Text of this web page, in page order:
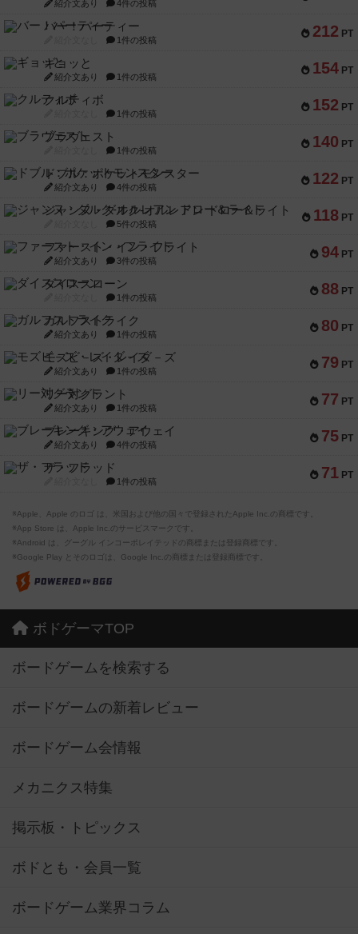
紹介文あり 4件の投稿
212 PT
バー！パーティー
1件の投稿
154 PT
ギョッと
紹介文あり 1件の投稿
152 PT
クルティボ
1件の投稿
140 PT
ブラヴェスト
1件の投稿
122 PT
ドブル：ポケットモンスター
紹介文あり 4件の投稿
118 PT
ジャンヌ・ダルク-オルレアン ドロー＆ライト
5件の投稿
94 PT
ファースト・イン・フライト
紹介文あり 3件の投稿
88 PT
ダイススローン
1件の投稿
80 PT
ガルフストライク
紹介文あり 1件の投稿
79 PT
モズビ－ズ・レイダ－ズ
紹介文あり 1件の投稿
77 PT
リー対グラント
紹介文あり 1件の投稿
75 PT
ブレーキング・アウェイ
紹介文あり 4件の投稿
71 PT
ザ・フラッド
1件の投稿
※Apple、Apple のロゴ は、米国および他の国々で登録されたApple Inc.の商標です。
※App Store は、Apple Inc.のサービスマークです。
※Android は、グーグル インコーポレイテッドの商標または登録商標です。
※Google Play とそのロゴは、Google Inc.の商標または登録商標です。
ボドゲーマTOP
ボードゲームを検索する
ボードゲームの新着レビュー
ボードゲーム会情報
メカニクス特集
掲示板・トピックス
ボドとも・会員一覧
ボードゲーム業界コラム